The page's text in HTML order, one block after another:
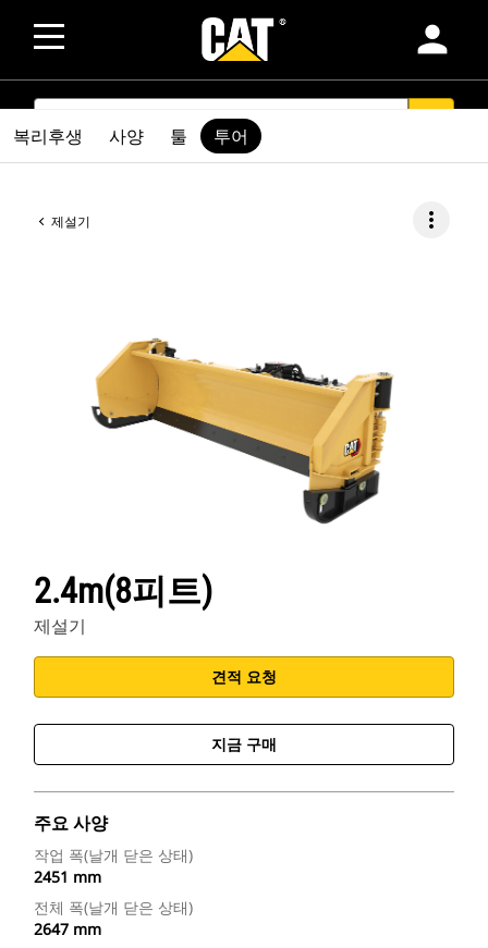
person
SEARCH
제설기 more_vert
2.4m(8피트)
제설기
견적 요청
지금 구매
주요 사양
작업 폭(날개 닫은 상태)
2451 mm
전체 폭(날개 닫은 상태)
2647 mm
복리후생 사양 툴 투어